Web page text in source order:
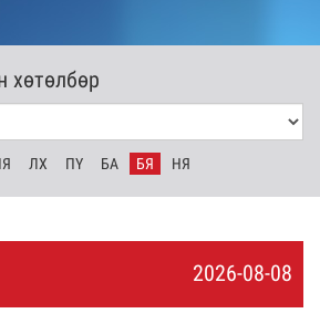
хөтөлбөр
ЛХ ПҮ БА БЯ НЯ
2026-08-08